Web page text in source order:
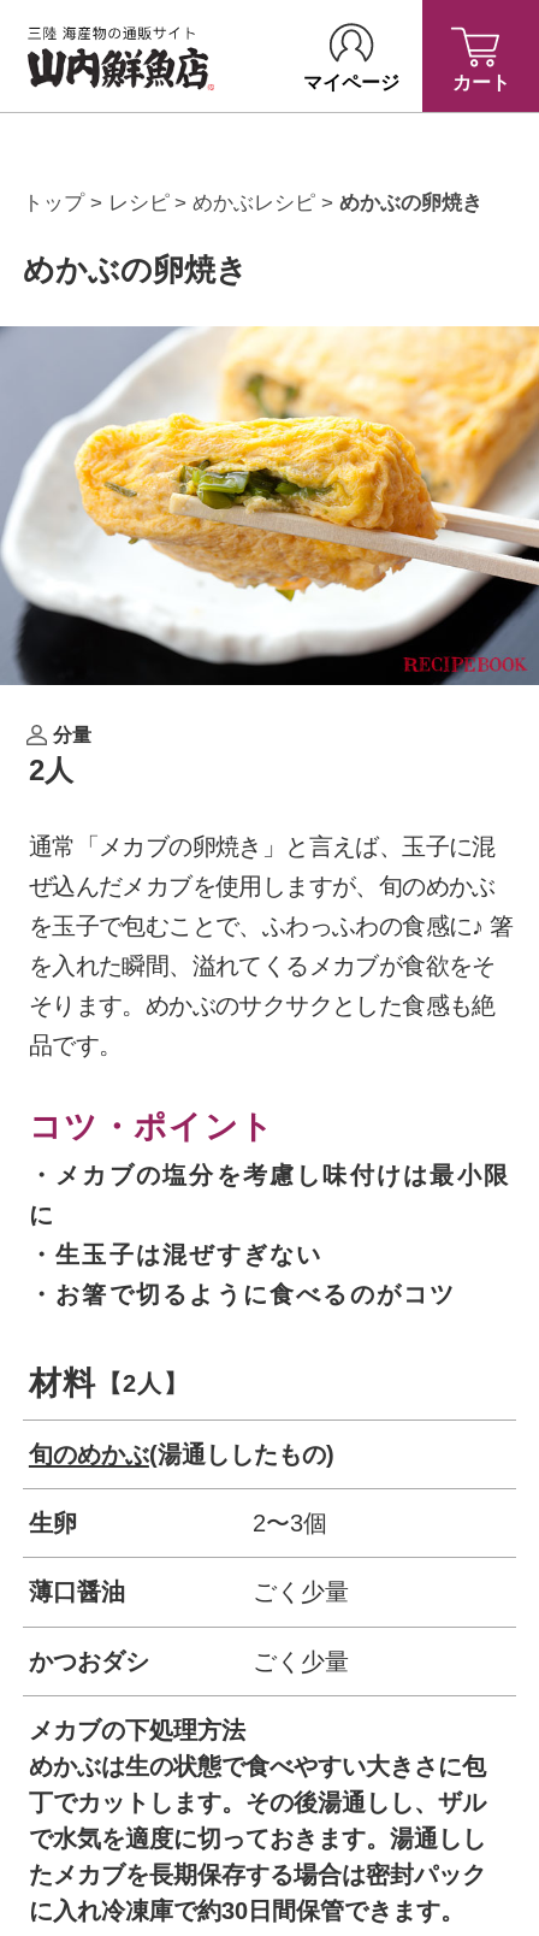
マイページ カート
トップ レシピ めかぶレシピ めかぶの卵焼き
めかぶの卵焼き
分量
2人
通常「メカブの卵焼き」と言えば、玉子に混
ぜ込んだメカブを使用しますが、旬のめかぶ
を玉子で包むことで、ふわっふわの食感に♪ 箸
を入れた瞬間、溢れてくるメカブが食欲をそ
そります。めかぶのサクサクとした食感も絶
品です。
コツ・ポイント
・メカブの塩分を考慮し味付けは最小限
に
・生玉子は混ぜすぎない
・お箸で切るように食べるのがコツ
材料 【2人】
旬のめかぶ(湯通ししたもの)
生卵 2〜3個
薄口醤油 ごく少量
かつおダシ ごく少量
メカブの下処理方法
めかぶは生の状態で食べやすい大きさに包
丁でカットします。その後湯通しし、ザル
で水気を適度に切っておきます。湯通しし
たメカブを長期保存する場合は密封パック
に入れ冷凍庫で約30日間保管できます。